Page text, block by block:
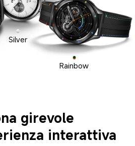
Silver
Rainbow
girevole
interattiva